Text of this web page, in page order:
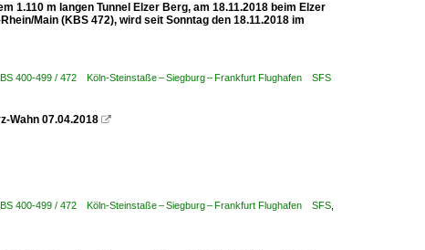
1.110 m langen Tunnel Elzer Berg, am 18.11.2018 beim Elzer
Main (KBS 472), wird seit Sonntag den 18.11.2018 im
400-499 / 472 Köln-Steinstaße – Siegburg – Frankfurt Flughafen SFS
Wahn 07.04.2018 
400-499 / 472 Köln-Steinstaße – Siegburg – Frankfurt Flughafen SFS